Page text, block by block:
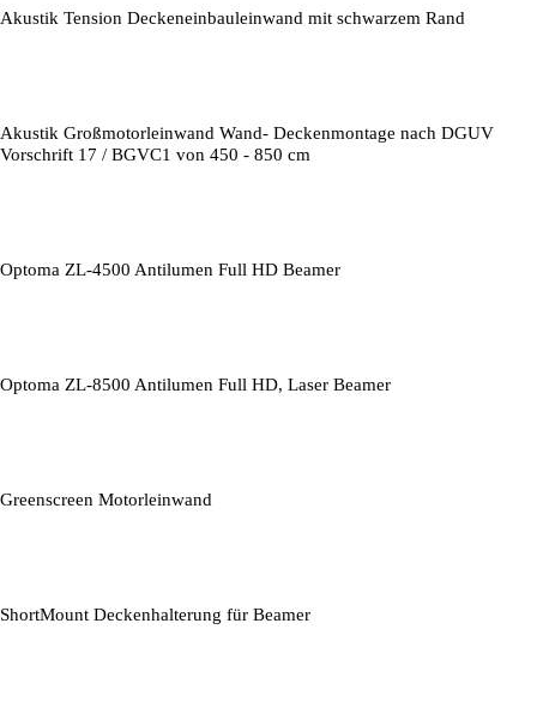
Akustik Tension Deckeneinbauleinwand mit schwarzem Rand
Akustik Großmotorleinwand Wand- Deckenmontage nach DGUV
Vorschrift 17 / BGVC1 von 450 - 850 cm
Optoma ZL-4500 Antilumen Full HD Beamer
Optoma ZL-8500 Antilumen Full HD, Laser Beamer
Greenscreen Motorleinwand
ShortMount Deckenhalterung für Beamer